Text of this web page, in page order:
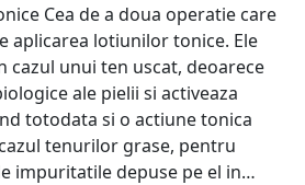
Cea de a doua operatie care
aplicarea lotiunilor tonice. Ele
cazul unui ten uscat, deoarece
ale pielii si activeaza
totodata si o actiune tonica
tenurilor grase, pentru
impuritatile depuse pe el in…